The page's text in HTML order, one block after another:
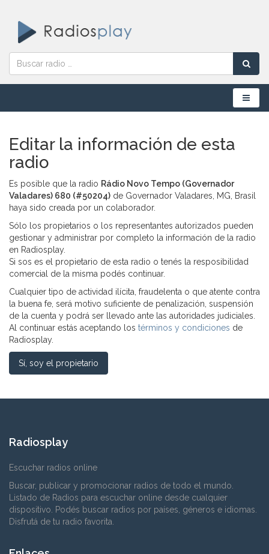
Menú
Editar la información de esta
radio
Es posible que la radio Rádio Novo Tempo (Governador
Valadares) 680 (#50204) de Governador Valadares, MG, Brasil
haya sido creada por un colaborador.
Sólo los propietarios o los representantes autorizados pueden
gestionar y administrar por completo la información de la radio
en Radiosplay.
Si sos es el propietario de esta radio o tenés la resposibilidad
comercial de la misma podés continuar.
Cualquier tipo de actividad ilícita, fraudelenta o que atente contra
la buena fe, será motivo suficiente de penalización, suspensión
de la cuenta y podrá ser llevado ante las autoridades judiciales.
Al continuar estás aceptando los términos y condiciones de
Radiosplay.
Sí, soy el propietario
Radiosplay
Escuchar radios online
Buscar, publicar y promocionar radios de todo el mundo.
Listado de Radios para escuchar online desde cualquier
dispositivo. Podés buscar radios por países, géneros e idiomas.
Disfrutá de tu radio favorita.